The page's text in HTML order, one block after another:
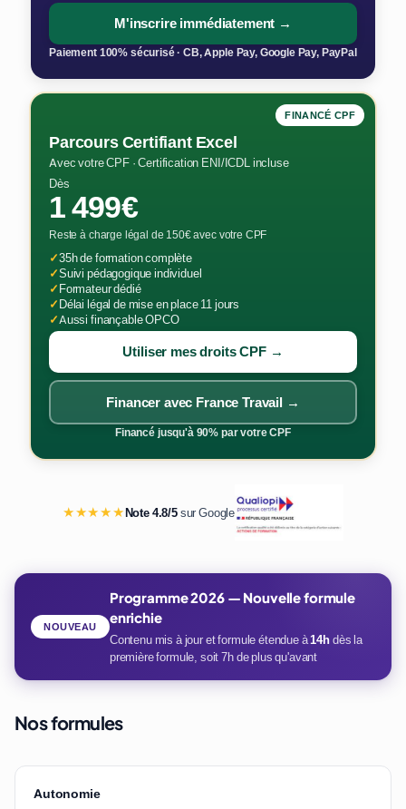
M'inscrire immédiatement →
Paiement 100% sécurisé · CB, Apple Pay, Google Pay, PayPal
FINANCÉ CPF
Parcours Certifiant Excel
Avec votre CPF · Certification ENI/ICDL incluse
Dès
1 499€
Reste à charge légal de 150€ avec votre CPF
✓35h de formation complète
✓Suivi pédagogique individuel
✓Formateur dédié
✓Délai légal de mise en place 11 jours
✓Aussi finançable OPCO
Utiliser mes droits CPF →
Financer avec France Travail →
Financé jusqu'à 90% par votre CPF
★★★★★Note 4.8/5sur Google
Programme 2026 — Nouvelle formule
enrichie
Contenu mis à jour et formule étendue à14hdès la
première formule, soit 7h de plus qu'avant
NOUVEAU
Nos formules
Autonomie